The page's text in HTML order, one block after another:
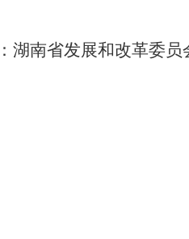
湖南省发展和改革委员